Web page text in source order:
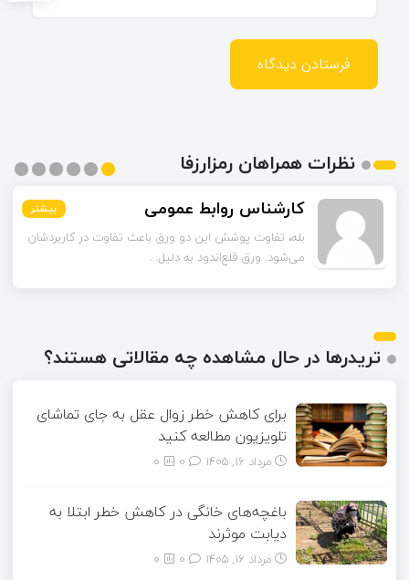
نظرات همراهان رمزارزفا
بیشتر اسماعیل زاده بیشتر
تا قبل از خوندن این مقاله فکر می‌کردم ورق قلع‌اندود
همون ورق گالوانیزه است. تفاو...
بیشتر
بیشتر
بیشتر
بیشتر
تریدرها در حال مشاهده چه مقالاتی هستند؟
برای کاهش خطر زوال عقل به جای تماشای
تلویزیون مطالعه کنید
مرداد ۱۶, ۱۴۰۵ 0
باغچه‌های خانگی در کاهش خطر ابتلا به
دیابت موثرند
مرداد ۱۶, ۱۴۰۵ 0